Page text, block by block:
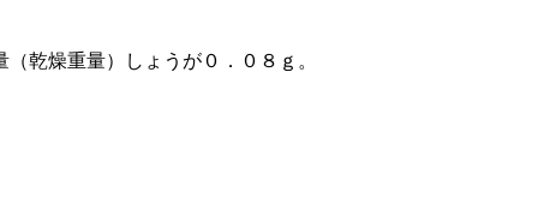
乾燥重量）しょうが０．０８ｇ。